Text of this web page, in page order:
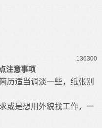
136300
注意事项
历适当调淡一些，纸张别
或是想用外貌找工作，一